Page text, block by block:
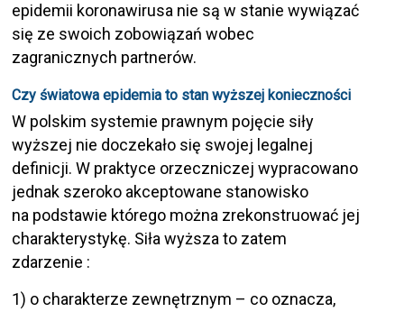
epidemii koronawirusa nie są w stanie wywiązać
się ze swoich zobowiązań wobec
zagranicznych partnerów.
Czy światowa epidemia to stan wyższej konieczności
W polskim systemie prawnym pojęcie siły
wyższej nie doczekało się swojej legalnej
definicji. W praktyce orzeczniczej wypracowano
jednak szeroko akceptowane stanowisko
na podstawie którego można zrekonstruować jej
charakterystykę. Siła wyższa to zatem
zdarzenie :
1) o charakterze zewnętrznym – co oznacza,